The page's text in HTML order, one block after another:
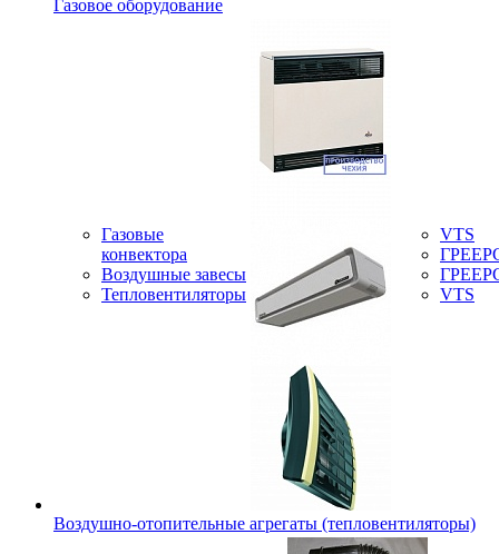
Газовое оборудование
Газовые
конвектора
Воздушные завесы
Тепловентиляторы
VTS
VTS
Воздушно-отопительные агрегаты (тепловентиляторы)